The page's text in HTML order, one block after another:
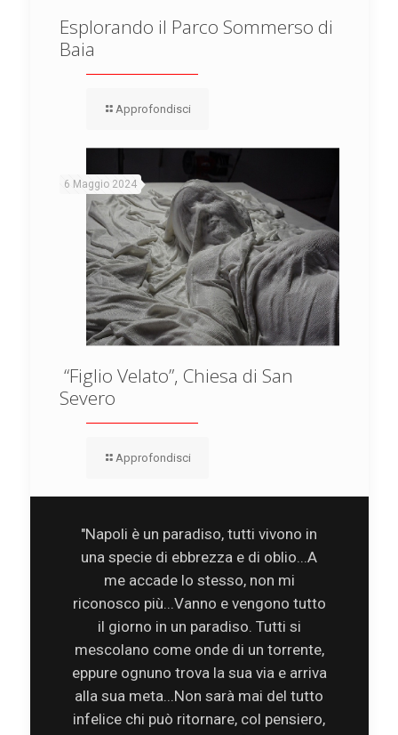
Esplorando il Parco Sommerso di
Baia
Approfondisci
6 Maggio 2024
“Figlio Velato”, Chiesa di San
Severo
Approfondisci
"Napoli è un paradiso, tutti vivono in
una specie di ebbrezza e di oblio...A
me accade lo stesso, non mi
riconosco più...Vanno e vengono tutto
il giorno in un paradiso. Tutti si
mescolano come onde di un torrente,
eppure ognuno trova la sua via e arriva
alla sua meta...Non sarà mai del tutto
infelice chi può ritornare, col pensiero,